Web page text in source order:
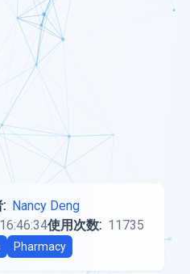
Nancy Deng
使用次数: 11735
Pharmacy